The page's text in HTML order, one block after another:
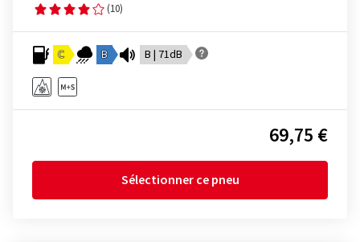
(10)
C B B | 71dB
69,75 €
Sélectionner ce pneu